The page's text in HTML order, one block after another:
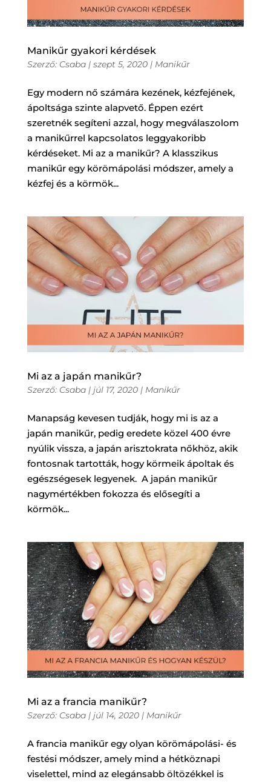
Manikűr gyakori kérdések
Szerző: Csaba| szept 5, 2020| Manikűr
Egy modern nő számára kezének, kézfejének,
ápoltsága szinte alapvető. Éppen ezért
szeretnék segíteni azzal, hogy megválaszolom
a manikűrrel kapcsolatos leggyakoribb
kérdéseket. Mi az a manikűr? A klasszikus
manikűr egy körömápolási módszer, amely a
kézfej és a körmök...
Mi az a japán manikűr?
Szerző: Csaba| júl 17, 2020| Manikűr
Manapság kevesen tudják, hogy mi is az a
japán manikűr, pedig eredete közel 400 évre
nyúlik vissza, a japán arisztokrata nőkhöz, akik
fontosnak tartották, hogy körmeik ápoltak és
egészségesek legyenek. A japán manikűr
nagymértékben fokozza és elősegíti a
körmök...
Mi az a francia manikűr?
Szerző: Csaba| júl 14, 2020| Manikűr
A francia manikűr egy olyan körömápolási- és
festési módszer, amely mind a hétköznapi
viselettel, mind az elegánsabb öltözékkel is